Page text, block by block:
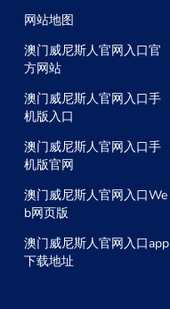
网站地图
澳门威尼斯人官网入口官
方网站
澳门威尼斯人官网入口手
机版入口
澳门威尼斯人官网入口手
机版官网
澳门威尼斯人官网入口We
b网页版
澳门威尼斯人官网入口app
下载地址